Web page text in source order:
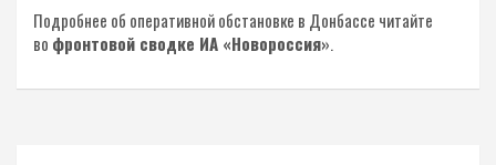
Подробнее об оперативной обстановке в Донбассе читайте
во фронтовой сводке ИА «Новороссия».